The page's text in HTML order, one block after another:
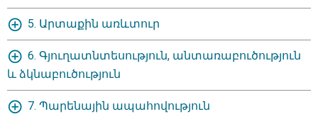
5. Արտաքին առևտուր
6. Գյուղատնտեսություն, անտառաբուծություն
և ձկնաբուծություն
7. Պարենային ապահովություն